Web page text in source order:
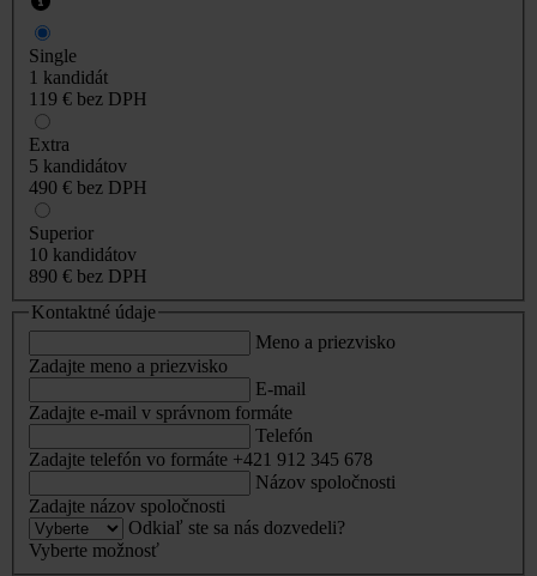
Single
1 kandidát
119 € bez DPH
Extra
5 kandidátov
490 € bez DPH
Superior
10 kandidátov
890 € bez DPH
Kontaktné údaje
Meno a priezvisko
Zadajte meno a priezvisko
E-mail
Zadajte e-mail v správnom formáte
Telefón
Zadajte telefón vo formáte +421 912 345 678
Názov spoločnosti
Zadajte názov spoločnosti
Odkiaľ ste sa nás dozvedeli?
Vyberte možnosť